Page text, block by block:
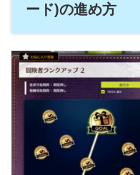
ード)の進め方